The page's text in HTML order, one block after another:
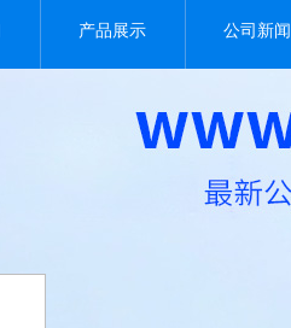
产品展示 公司新闻